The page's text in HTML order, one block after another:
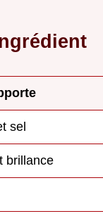
sel
brillance